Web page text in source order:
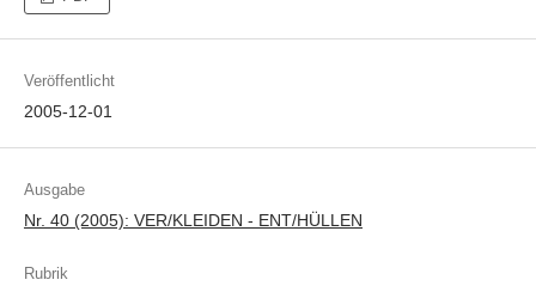
Veröffentlicht
2005-12-01
Ausgabe
Nr. 40 (2005): VER/KLEIDEN - ENT/HÜLLEN
Rubrik